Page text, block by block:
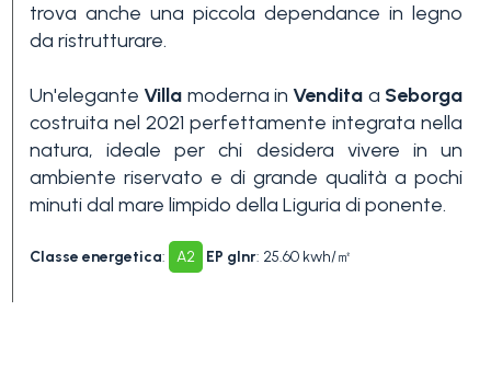
trova anche una piccola dependance in legno
da ristrutturare.
Un'elegante Villa moderna in Vendita a Seborga
costruita nel 2021 perfettamente integrata nella
natura, ideale per chi desidera vivere in un
ambiente riservato e di grande qualità a pochi
minuti dal mare limpido della Liguria di ponente.
Classe energetica: A2 EP glnr: 25.60 kwh/㎡
Ascensore
Piscina
Vista mare